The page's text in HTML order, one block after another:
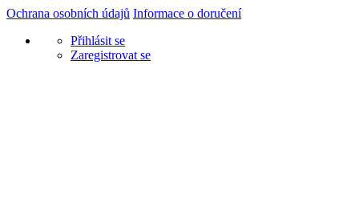
Ochrana osobních údajů Informace o doručení
Přihlásit se
Zaregistrovat se